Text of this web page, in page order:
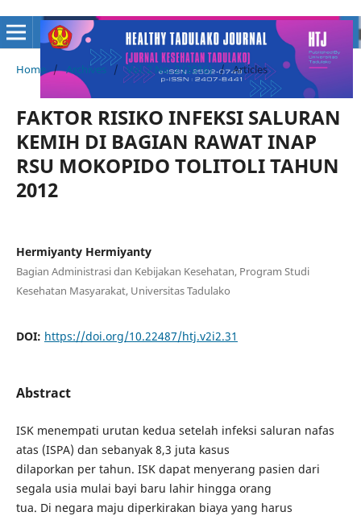
Home / Archives / Vol. 2 No. 2 (2016) / Articles
FAKTOR RISIKO INFEKSI SALURAN
KEMIH DI BAGIAN RAWAT INAP
RSU MOKOPIDO TOLITOLI TAHUN
2012
Hermiyanty Hermiyanty
Bagian Administrasi dan Kebijakan Kesehatan, Program Studi
Kesehatan Masyarakat, Universitas Tadulako
DOI: https://doi.org/10.22487/htj.v2i2.31
Abstract
ISK menempati urutan kedua setelah infeksi saluran nafas
atas (ISPA) dan sebanyak 8,3 juta kasus
dilaporkan per tahun. ISK dapat menyerang pasien dari
segala usia mulai bayi baru lahir hingga orang
tua. Di negara maju diperkirakan biaya yang harus